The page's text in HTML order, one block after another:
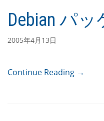
Debian パッ
2005年4月13日
Continue Reading →